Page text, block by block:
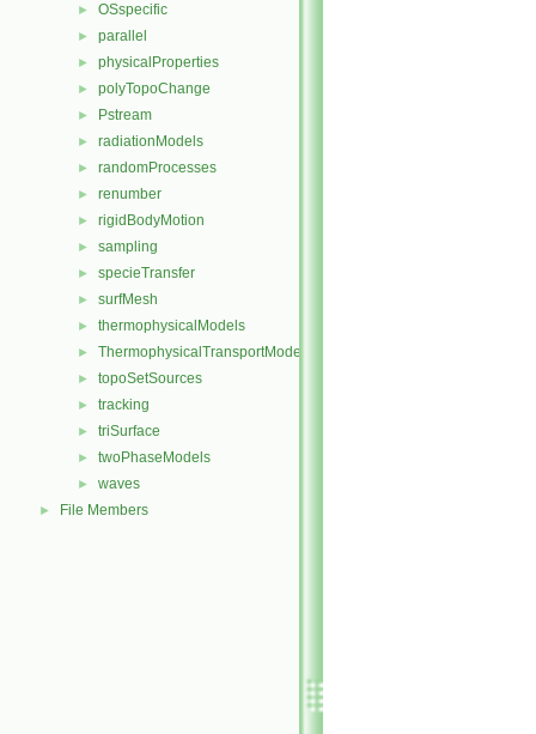
► OSspecific
► parallel
► physicalProperties
► polyTopoChange
► Pstream
► radiationModels
► randomProcesses
► renumber
► rigidBodyMotion
► sampling
► specieTransfer
► surfMesh
► thermophysicalModels
► ThermophysicalTransportModels
► topoSetSources
► tracking
► triSurface
► twoPhaseModels
► waves
► File Members